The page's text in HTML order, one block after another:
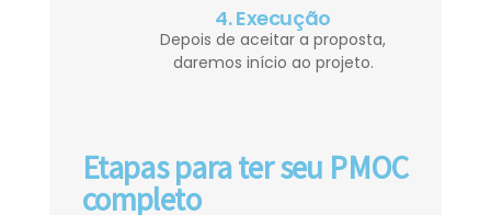
4. Execução
Depois de aceitar a proposta,
daremos início ao projeto.
Etapas para ter seu PMOC
completo